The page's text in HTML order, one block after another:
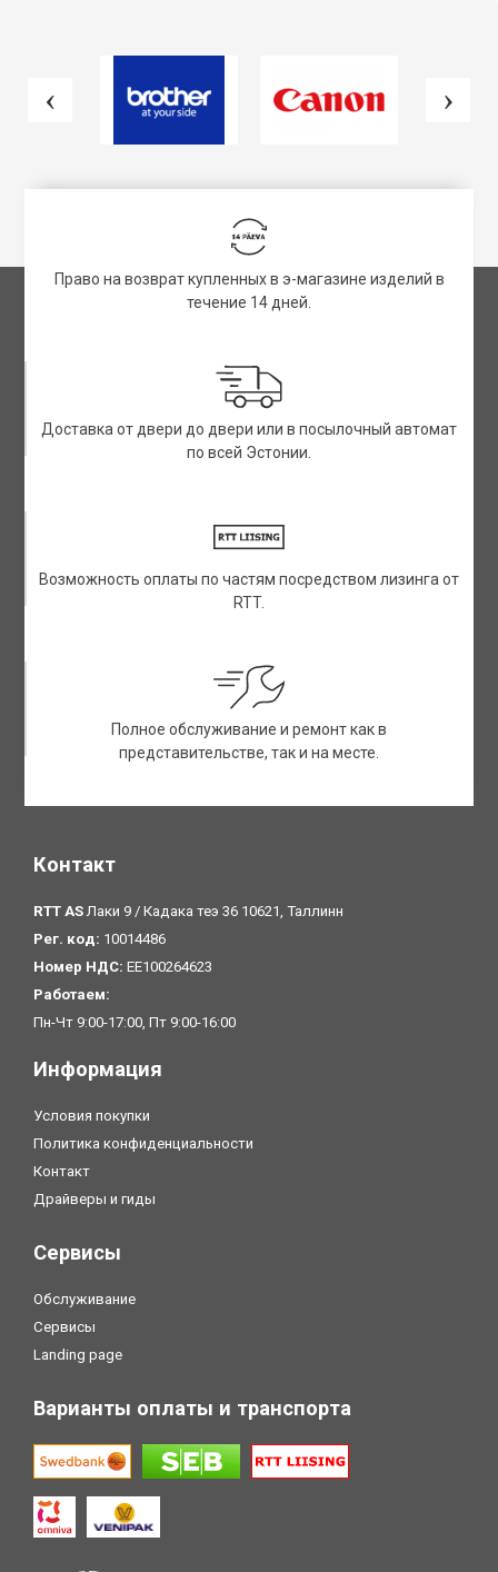
Право на возврат купленных в э-магазине изделий в
течение 14 дней.
Доставка от двери до двери или в посылочный автомат
по всей Эстонии.
Возможность оплаты по частям посредством лизинга от
RTT.
Полное обслуживание и ремонт как в
представительстве, так и на месте.
Контакт
RTT ASЛаки 9 / Кадака теэ 36 10621, Таллинн
Рег. код: 10014486
Номер НДС: EE100264623
Pаботаем:
Пн-Чт 9:00-17:00, Пт 9:00-16:00
Информация
Условия покупки
Политика конфиденциальности
Контакт
Драйверы и гиды
Сервисы
Обслуживание
Сервисы
Landing page
Варианты оплаты и транспорта